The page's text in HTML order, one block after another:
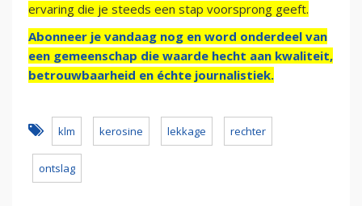
ervaring die je steeds een stap voorsprong geeft.
Abonneer je vandaag nog en word onderdeel van
een gemeenschap die waarde hecht aan kwaliteit,
betrouwbaarheid en échte journalistiek.
klm kerosine lekkage rechter
ontslag